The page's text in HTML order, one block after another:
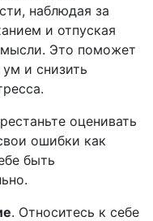
наблюдая за
и отпуская
Это поможет
и снизить
оценивать
ошибки как
быть
. Относитесь к себе